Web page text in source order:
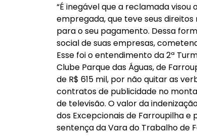
“É inegável que a reclamada
empregada, que teve seus
para o seu pagamento. Dessa
social de suas empresas,
Esse foi o entendimento da 2ª
Clube Parque das Águas, de
de R$ 615 mil, por não quitar as
contratos de publicidade no
de televisão. O valor da
dos Excepcionais de Farroupilha
sentença da Vara do Trabalho de